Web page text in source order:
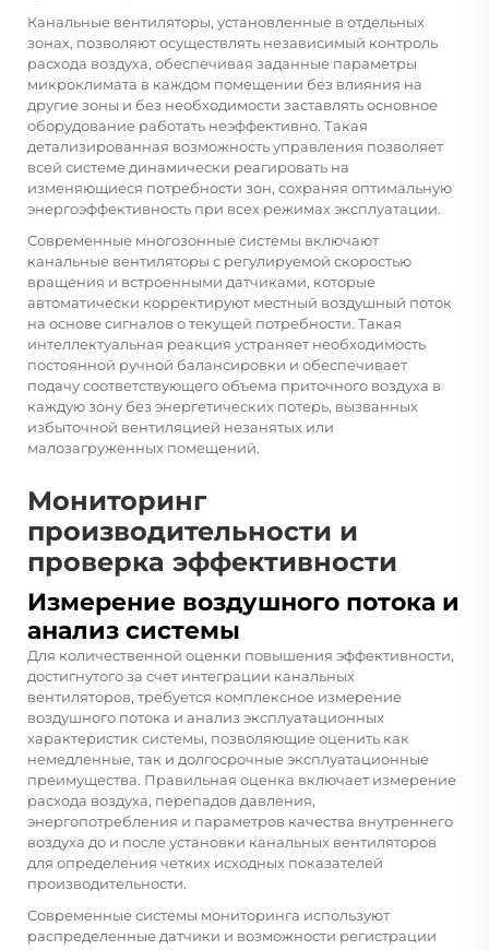
Канальные вентиляторы, установленные в отдельных
зонах, позволяют осуществлять независимый контроль
расхода воздуха, обеспечивая заданные параметры
микроклимата в каждом помещении без влияния на
другие зоны и без необходимости заставлять основное
оборудование работать неэффективно. Такая
детализированная возможность управления позволяет
всей системе динамически реагировать на
изменяющиеся потребности зон, сохраняя оптимальную
энергоэффективность при всех режимах эксплуатации.
Современные многозонные системы включают
канальные вентиляторы с регулируемой скоростью
вращения и встроенными датчиками, которые
автоматически корректируют местный воздушный поток
на основе сигналов о текущей потребности. Такая
интеллектуальная реакция устраняет необходимость
постоянной ручной балансировки и обеспечивает
подачу соответствующего объема приточного воздуха в
каждую зону без энергетических потерь, вызванных
избыточной вентиляцией незанятых или
малозагруженных помещений.
Мониторинг
производительности и
проверка эффективности
Измерение воздушного потока и
анализ системы
Для количественной оценки повышения эффективности,
достигнутого за счет интеграции канальных
вентиляторов, требуется комплексное измерение
воздушного потока и анализ эксплуатационных
характеристик системы, позволяющие оценить как
немедленные, так и долгосрочные эксплуатационные
преимущества. Правильная оценка включает измерение
расхода воздуха, перепадов давления,
энергопотребления и параметров качества внутреннего
воздуха до и после установки канальных вентиляторов
для определения четких исходных показателей
производительности.
Современные системы мониторинга используют
распределенные датчики и возможности регистрации